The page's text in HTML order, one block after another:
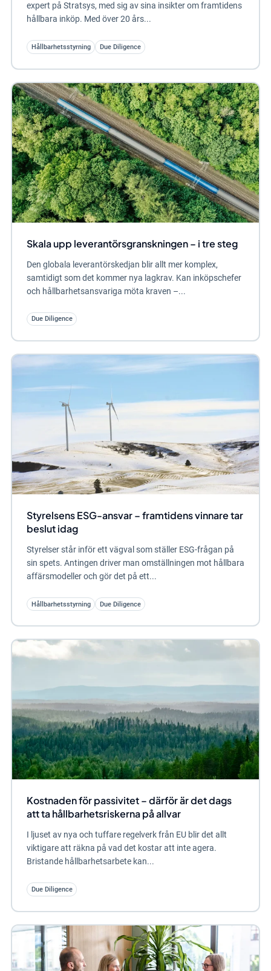
expert på Stratsys, med sig av sina insikter om framtidens
hållbara inköp. Med över 20 års...
Hållbarhetsstyrning Due Diligence
Skala upp leverantörsgranskningen – i tre steg
Den globala leverantörskedjan blir allt mer komplex,
samtidigt som det kommer nya lagkrav. Kan inköpschefer
och hållbarhetsansvariga möta kraven –...
Due Diligence
Styrelsens ESG-ansvar – framtidens vinnare tar
beslut idag
Styrelser står inför ett vägval som ställer ESG-frågan på
sin spets. Antingen driver man omställningen mot hållbara
affärsmodeller och gör det på ett...
Hållbarhetsstyrning Due Diligence
Kostnaden för passivitet – därför är det dags
att ta hållbarhetsriskerna på allvar
I ljuset av nya och tuffare regelverk från EU blir det allt
viktigare att räkna på vad det kostar att inte agera.
Bristande hållbarhetsarbete kan...
Due Diligence